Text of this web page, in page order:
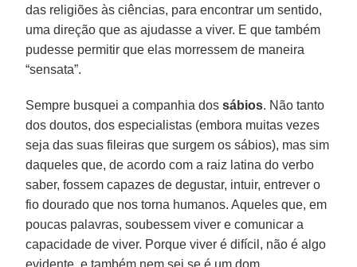
das religiões às ciências, para encontrar um sentido,
uma direção que as ajudasse a viver. E que também
pudesse permitir que elas morressem de maneira
“sensata”.
Sempre busquei a companhia dossábios. Não tanto
dos doutos, dos especialistas (embora muitas vezes
seja das suas fileiras que surgem os sábios), mas sim
daqueles que, de acordo com a raiz latina do verbo
saber, fossem capazes de degustar, intuir, entrever o
fio dourado que nos torna humanos. Aqueles que, em
poucas palavras, soubessem viver e comunicar a
capacidade de viver. Porque viver é difícil, não é algo
evidente, e também nem sei se é um dom.